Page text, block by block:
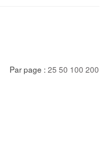
Par page : 25 50 100 200